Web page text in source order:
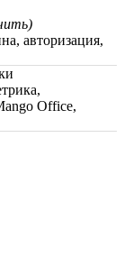
авторизация,
Office,